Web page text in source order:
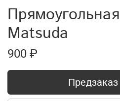
Matsuda
900 ₽
Предзаказ